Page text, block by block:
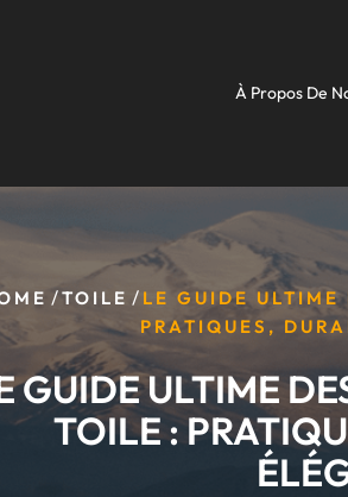
À Propos De
/TOILE / LE GUIDE
PRATIQUES,
GUIDE ULTIME
TOILE :